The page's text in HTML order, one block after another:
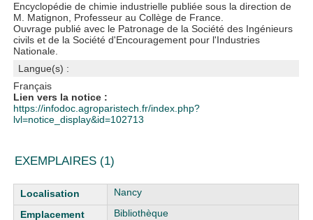
Encyclopédie de chimie industrielle publiée sous la direction de
M. Matignon, Professeur au Collège de France.
Ouvrage publié avec le Patronage de la Société des Ingénieurs
civils et de la Société d'Encouragement pour l'Industries
Nationale.
Langue(s) :
Français
Lien vers la notice :
https://infodoc.agroparistech.fr/index.php?
lvl=notice_display&id=102713
EXEMPLAIRES (1)
Liste des exemplaires
Nancy
Bibliothèque